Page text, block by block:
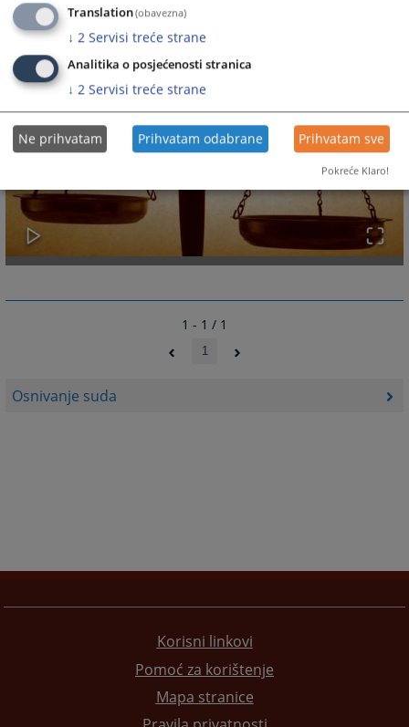
Osnivanje suda
1 - 1 / 1
1
Korisni linkovi
Pomoć za korištenje
Mapa stranice
Translation(obavezna)
↓ 2 Servisi treće strane
Analitika o posjećenosti stranica
↓ 2 Servisi treće strane
Ne prihvatam Prihvatam odabrane Prihvatam sve
Pokreće Klaro!